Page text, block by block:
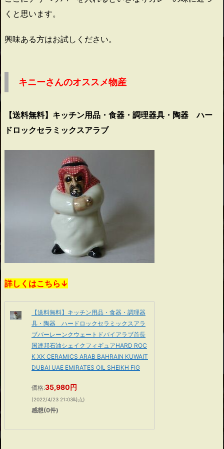
くと思います。
興味ある方はお試しください。
キニーさんのオススメ物産
【送料無料】キッチン用品・食器・調理器具・陶器 ハー
ドロックセラミックスアラブ
詳しくはこちら↓
【送料無料】キッチン用品・食器・調理器
具・陶器 ハードロックセラミックスアラ
ブバーレーンクウェートドバイアラブ首長
国連邦石油シェイクフィギュアHARD ROC
K XK CERAMICS ARAB BAHRAIN KUWAIT
DUBAI UAE EMIRATES OIL SHEIKH FIG
価格:35,980円
(2022/4/23 21:03時点)
感想(0件)